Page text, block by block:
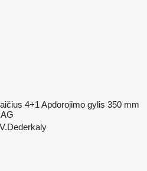
4+1 Apdorojimo gylis 350 mm